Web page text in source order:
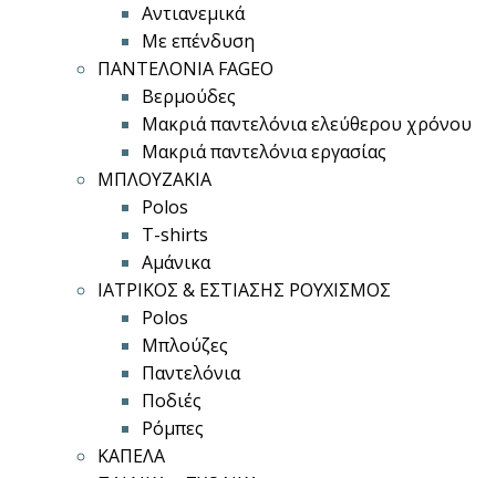
Αντιανεμικά
Με επένδυση
ΠΑΝΤΕΛΟΝΙΑ FAGEO
Βερμούδες
Μακριά παντελόνια ελεύθερου χρόνου
Μακριά παντελόνια εργασίας
ΜΠΛΟΥΖΑΚΙΑ
Polos
T-shirts
Αμάνικα
ΙΑΤΡΙΚΟΣ & ΕΣΤΙΑΣΗΣ ΡΟΥΧΙΣΜΟΣ
Polos
Μπλούζες
Παντελόνια
Ποδιές
Ρόμπες
ΚΑΠΕΛΑ